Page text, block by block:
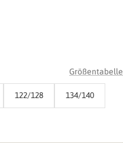
Größentabelle
122/128 134/140